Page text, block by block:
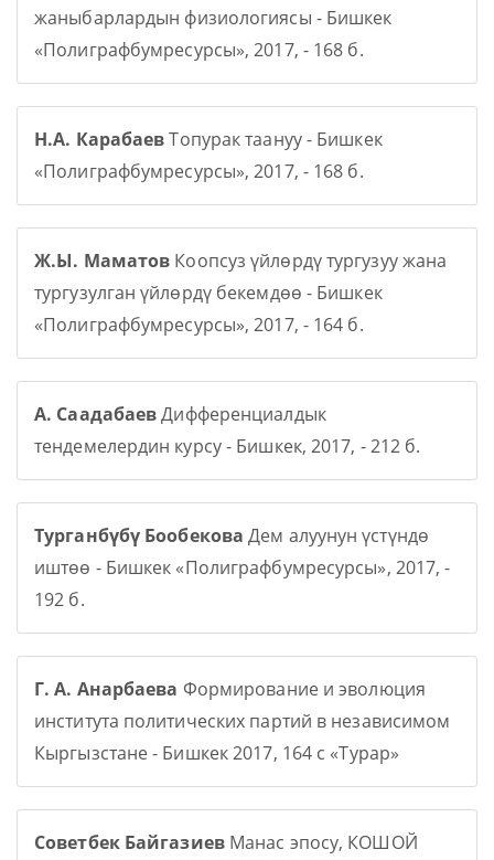
жаныбарлардын физиологиясы - Бишкек
«Полиграфбумресурсы», 2017, - 168 б.
Н.А. КарабаевТопурак таануу - Бишкек
«Полиграфбумресурсы», 2017, - 168 б.
Ж.Ы. Маматов Коопсуз үйлөрдү тургузуу жана
тургузулган үйлөрдү бекемдөө - Бишкек
«Полиграфбумресурсы», 2017, - 164 б.
А. СаадабаевДифференциалдык
тендемелердин курсу - Бишкек, 2017, - 212 б.
Турганбүбү Бообекова Дем алуунун үстүндө
иштөө - Бишкек «Полиграфбумресурсы», 2017, -
192 б.
Г. А. Анарбаева Формирование и эволюция
института политических партий в независимом
Кыргызстане - Бишкек 2017, 164 с «Турар»
Советбек БайгазиевМанас эпосу, КОШОЙ